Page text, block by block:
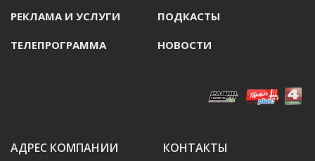
РЕКЛАМА И УСЛУГИ ПОДКАСТЫ
ТЕЛЕПРОГРАММА НОВОСТИ
АДРЕС КОМПАНИИ КОНТАКТЫ